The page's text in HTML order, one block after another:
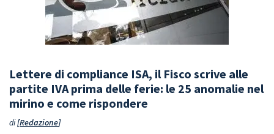
Lettere di compliance ISA, il Fisco scrive alle
partite IVA prima delle ferie: le 25 anomalie nel
mirino e come rispondere
di Redazione